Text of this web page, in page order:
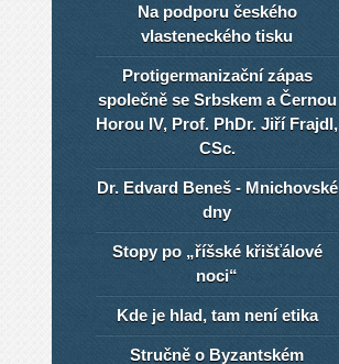
Na podporu českého
vlasteneckého tisku
Protigermanizační zápas
společně se Srbskem a Černou
Horou IV, Prof. PhDr. Jiří Frajdl,
CSc.
Dr. Edvard Beneš - Mnichovské
dny
Stopy po „říšské křišťálové
noci“
Kde je hlad, tam není etika
Stručně o Byzantském